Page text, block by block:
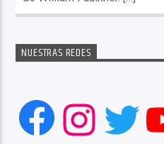
NUESTRAS REDES
Facebook